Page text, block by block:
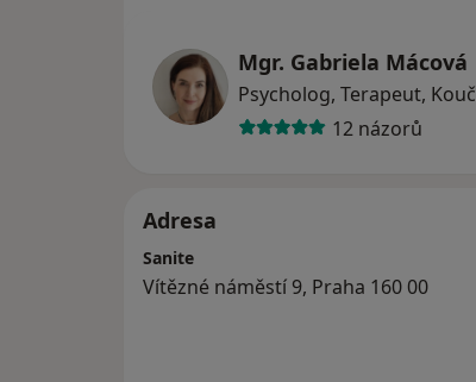
Mgr. Gabriela Mácová
Psycholog, Terapeut, Kouč
12 názorů
Adresa
Sanite
Vítězné náměstí 9, Praha 160 00